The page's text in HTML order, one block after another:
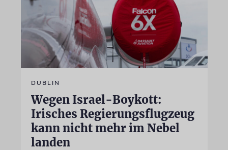
DUBLIN
Wegen Israel-Boykott:
Irisches Regierungsflugzeug
kann nicht mehr im Nebel
landen